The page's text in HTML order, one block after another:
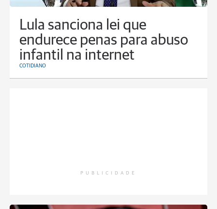
Lula sanciona lei que
endurece penas para abuso
infantil na internet
COTIDIANO
PUBLICIDADE